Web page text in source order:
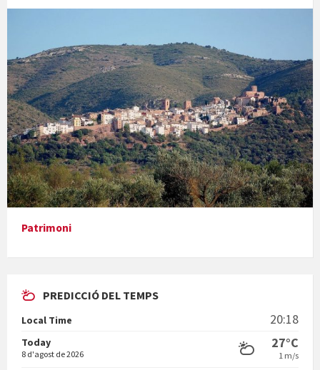
Concerts al Museu
Presentació del llibre &quot;La mare&quot;, d'Emma Zafon
En Bum
Patrimoni
PREDICCIÓ DEL TEMPS
Local Time 20:18
Today
8 d'agost de 2026
27°C
1 m/s